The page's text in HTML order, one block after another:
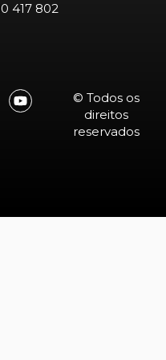
417 802
© Todos os
direitos
reservados